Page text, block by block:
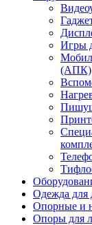
Игры
(АПК)
Одежда для
Опорные и
Опоры для